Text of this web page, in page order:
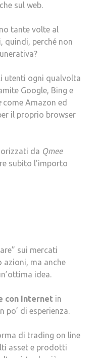
sul web.
tante volte al
quindi, perché non
utenti ogni qualvolta
Google, Bing e
come Amazon ed
il proprio browser
da Qmee
subito l’importo
sui mercati
azioni, ma anche
idea.
con Internet in
po’ di esperienza.
di trading on line
asset e prodotti